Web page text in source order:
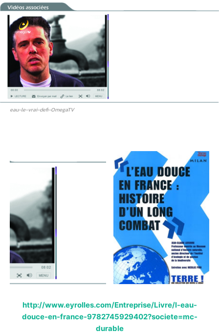
eau-le-vrai-defi-OmegaTV
http://www.eyrolles.com/Entreprise/Livre/l-eau-
douce-en-france-9782745929402?societe=mc-
durable